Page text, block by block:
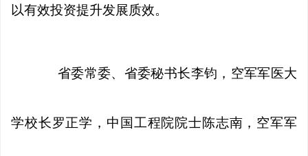
以有效投资提升发展质效。
省委常委、省委秘书长李钧，空军军医大
学校长罗正学，中国工程院院士陈志南，空军军